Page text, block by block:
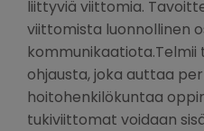
liittyviä viittomia.
viittomista luonnollinen
ohjausta, joka auttaa
hoitohenkilökuntaa
tukiviittomat voidaan